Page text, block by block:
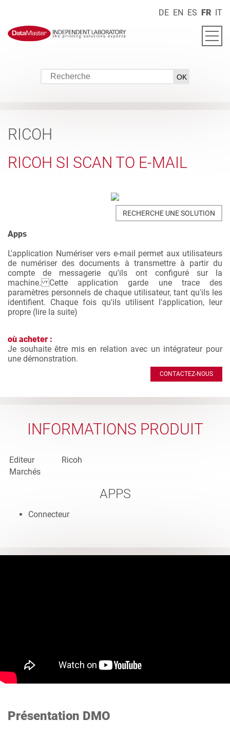
DE EN ES FR IT
RICOH
RICOH SI SCAN TO E-MAIL
RECHERCHE UNE SOLUTION
Apps
L'application Numériser vers e-mail permet aux utilisateurs
de numériser des documents à transmettre à partir du
compte de messagerie qu'ils ont configuré sur la
machine. Cette application garde une trace des
paramètres personnels de chaque utilisateur, tant qu'ils les
identifient. Chaque fois qu'ils utilisent l'application, leur
propre (lire la suite)
où acheter :
Je souhaite être mis en relation avec un intégrateur pour
une démonstration.
CONTACTEZ-NOUS
INFORMATIONS PRODUIT
Editeur
Ricoh
Marchés
APPS
Connecteur
Présentation DMO